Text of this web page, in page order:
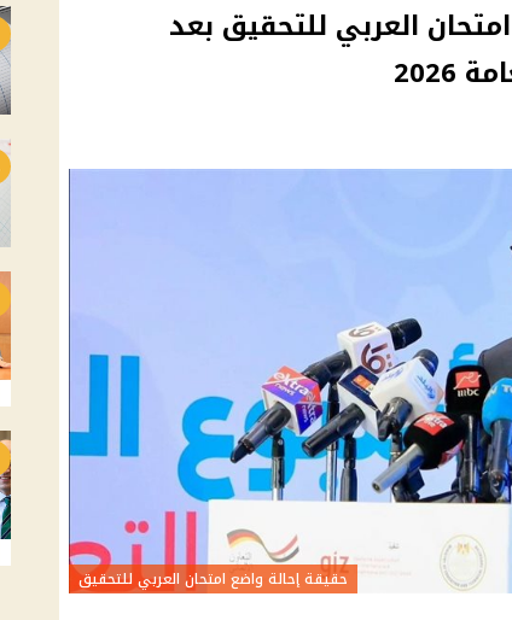
العربي للتحقيق بعد
حقيقة إحالة واضع امتحان العربي للتحقيق